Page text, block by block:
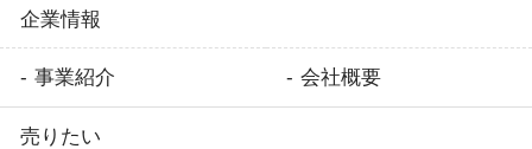
企業情報
事業紹介 会社概要
売りたい